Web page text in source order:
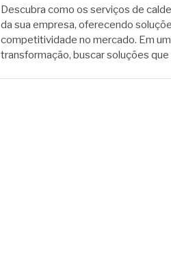
Descubra como os serviços de
da sua empresa, oferecendo
competitividade no mercado. Em
transformação, buscar soluções